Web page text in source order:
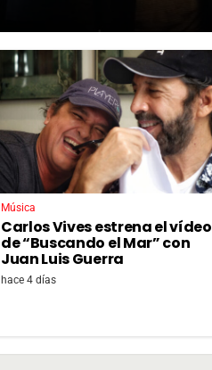
Música
Carlos Vives estrena el vídeo
de “Buscando el Mar” con
Juan Luis Guerra
hace 4 días